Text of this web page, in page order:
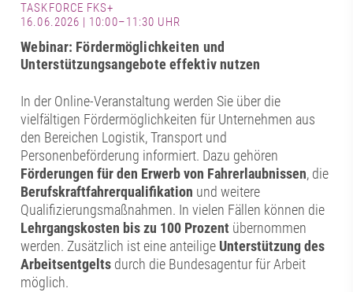
TASKFORCE FKS+
16.06.2026 | 10:00–11:30 UHR
Webinar: Fördermöglichkeiten und
Unterstützungsangebote effektiv nutzen
In der Online-Veranstaltung werden Sie über die
vielfältigen Fördermöglichkeiten für Unternehmen aus
den Bereichen Logistik, Transport und
Personenbeförderung informiert. Dazu gehören
Förderungen für den Erwerb von Fahrerlaubnissen, die
Berufskraftfahrerqualifikation und weitere
Qualifizierungsmaßnahmen. In vielen Fällen können die
Lehrgangskosten bis zu 100 Prozent übernommen
werden. Zusätzlich ist eine anteilige Unterstützung des
Arbeitsentgelts durch die Bundesagentur für Arbeit
möglich.